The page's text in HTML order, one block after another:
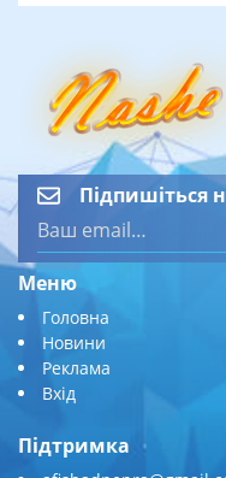
Підпишіться
Меню
Головна
Новини
Реклама
Вхід
Підтримка